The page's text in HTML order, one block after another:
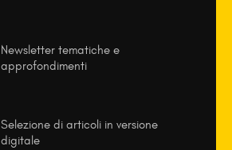
Newsletter tematiche e
approfondimenti
Selezione di articoli in versione
digitale